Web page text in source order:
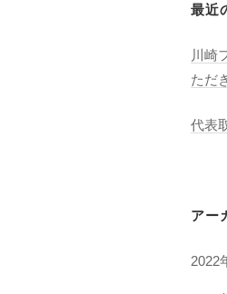
最近
川崎
ただ
代表
アー
2022